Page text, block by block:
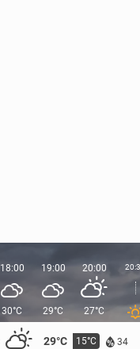
29°C 15°C 34
18:00
30°C
19:00
29°C
20:00
27°C